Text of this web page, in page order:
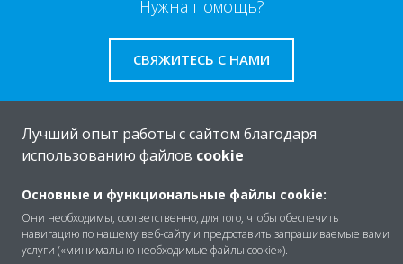
Нужна помощь?
СВЯЖИТЕСЬ С НАМИ
O Daikin
Решения
Лучший опыт работы с сайтом благодаря
использованию файлов cookie
Основные и функциональные файлы cookie:
Они необходимы, соответственно, для того, чтобы обеспечить
навигацию по нашему веб-сайту и предоставить запрашиваемые вами
услуги («минимально необходимые файлы cookie»).